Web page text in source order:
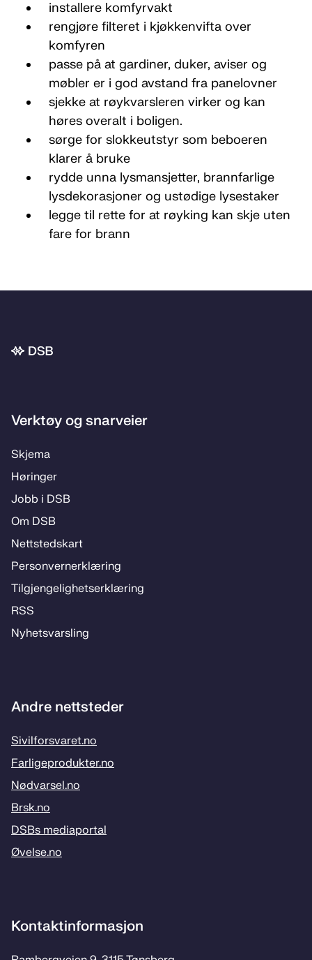
installere komfyrvakt
rengjøre filteret i kjøkkenvifta over
komfyren
passe på at gardiner, duker, aviser og
møbler er i god avstand fra panelovner
sjekke at røykvarsleren virker og kan
høres overalt i boligen.
sørge for slokkeutstyr som beboeren
klarer å bruke
rydde unna lysmansjetter, brannfarlige
lysdekorasjoner og ustødige lysestaker
legge til rette for at røyking kan skje uten
fare for brann
Bunnområde
Verktøy og snarveier
Skje­­ma
Hø­rin­­ger
Jobb i DSB
Om DSB
Nett­steds­­kart
Per­­son­ver­n­er­klæ­­ring
Til­­­gjen­­ge­­lig­hets­­er­klæ­­ring
RSS
Ny­hets­­vars­­ling
Andre nettsteder
Sivilforsvaret.no
Farligeprodukter.no
Nødvarsel.no
Brsk.no
DSBs mediaportal
Øvelse.no
Kontaktinformasjon